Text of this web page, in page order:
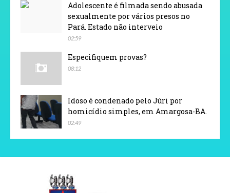
Adolescente é filmada sendo abusada
sexualmente por vários presos no
Pará. Estado não interveio
02:59
Especifiquem provas?
08:12
Idoso é condenado pelo Júri por
homicídio simples, em Amargosa-BA.
02:49